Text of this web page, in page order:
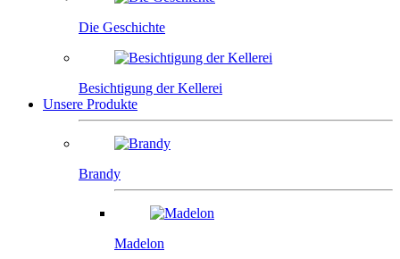
Die Geschichte
Besichtigung der Kellerei
Unsere Produkte
Brandy
Madelon